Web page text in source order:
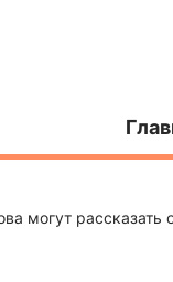
могут рассказать